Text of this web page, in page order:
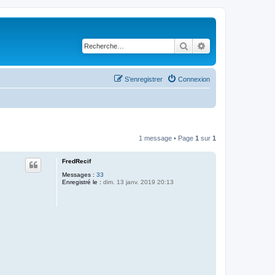
Rechercher
Connexion
S’enregistrer
1 message • Page 1 sur 1
FredRecif
Messages : 33
Enregistré le : dim. 13 janv. 2019 20:13